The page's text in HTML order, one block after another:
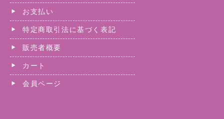
お支払い
特定商取引法に基づく表記
販売者概要
カート
会員ページ